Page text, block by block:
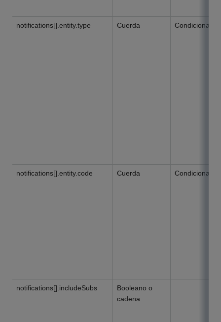
notifications[].entity.type Cuerda Condicional
notifications[].entity.code Cuerda Condicional
notifications[].includeSubs
Booleano o
cadena